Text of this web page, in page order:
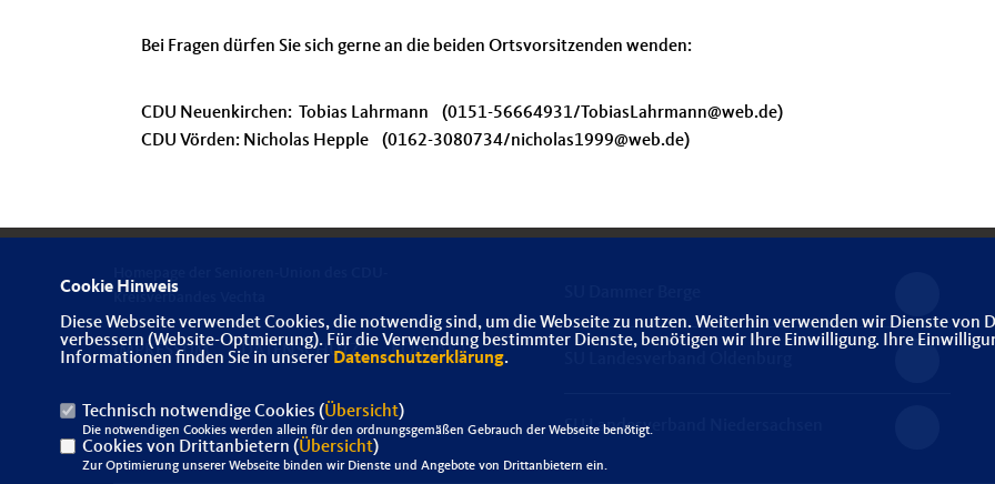
Bei Fragen dürfen Sie sich gerne an die beiden Ortsvorsitzenden wenden:
CDU Neuenkirchen: Tobias Lahrmann (0151-56664931/TobiasLahrmann@web.de)
CDU Vörden: Nicholas Hepple (0162-3080734/nicholas1999@web.de)
IMPRESSUM DATENSCHUTZ KONTAKT
SU Landesverband Niedersachsen
Cookie Hinweis
Diese Webseite verwendet Cookies, die notwendig sind, um die Webseite zu nutzen. Weiterhin verwenden wir Dienste
verbessern (Website-Optmierung). Für die Verwendung bestimmter Dienste, benötigen wir Ihre Einwilligung. Ihre
Informationen finden Sie in unserer Datenschutzerklärung.
Technisch notwendige Cookies (Übersicht)
Die notwendigen Cookies werden allein für den ordnungsgemäßen Gebrauch der Webseite benötigt.
Cookies von Drittanbietern (Übersicht)
Zur Optimierung unserer Webseite binden wir Dienste und Angebote von Drittanbietern ein.